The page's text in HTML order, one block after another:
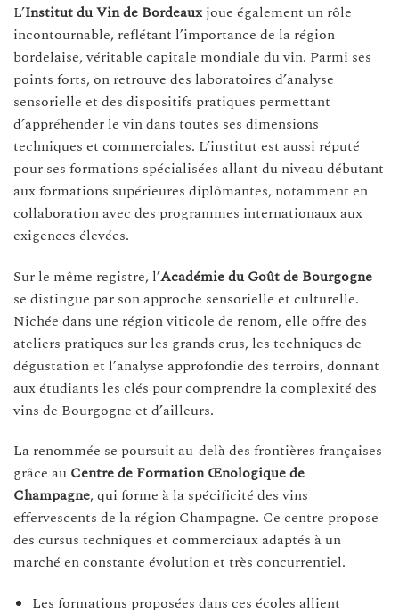
L’Institut du Vin de Bordeauxjoue également un rôle
incontournable, reflétant l’importance de la région
bordelaise, véritable capitale mondiale du vin. Parmi ses
points forts, on retrouve des laboratoires d’analyse
sensorielle et des dispositifs pratiques permettant
d’appréhender le vin dans toutes ses dimensions
techniques et commerciales. L’institut est aussi réputé
pour ses formations spécialisées allant du niveau débutant
aux formations supérieures diplômantes, notamment en
collaboration avec des programmes internationaux aux
exigences élevées.
Sur le même registre, l’Académie du Goût de Bourgogne
se distingue par son approche sensorielle et culturelle.
Nichée dans une région viticole de renom, elle offre des
ateliers pratiques sur les grands crus, les techniques de
dégustation et l’analyse approfondie des terroirs, donnant
aux étudiants les clés pour comprendre la complexité des
vins de Bourgogne et d’ailleurs.
La renommée se poursuit au-delà des frontières françaises
grâce au Centre de Formation Œnologique de
Champagne, qui forme à la spécificité des vins
effervescents de la région Champagne. Ce centre propose
des cursus techniques et commerciaux adaptés à un
marché en constante évolution et très concurrentiel.
Les formations proposées dans ces écoles allient